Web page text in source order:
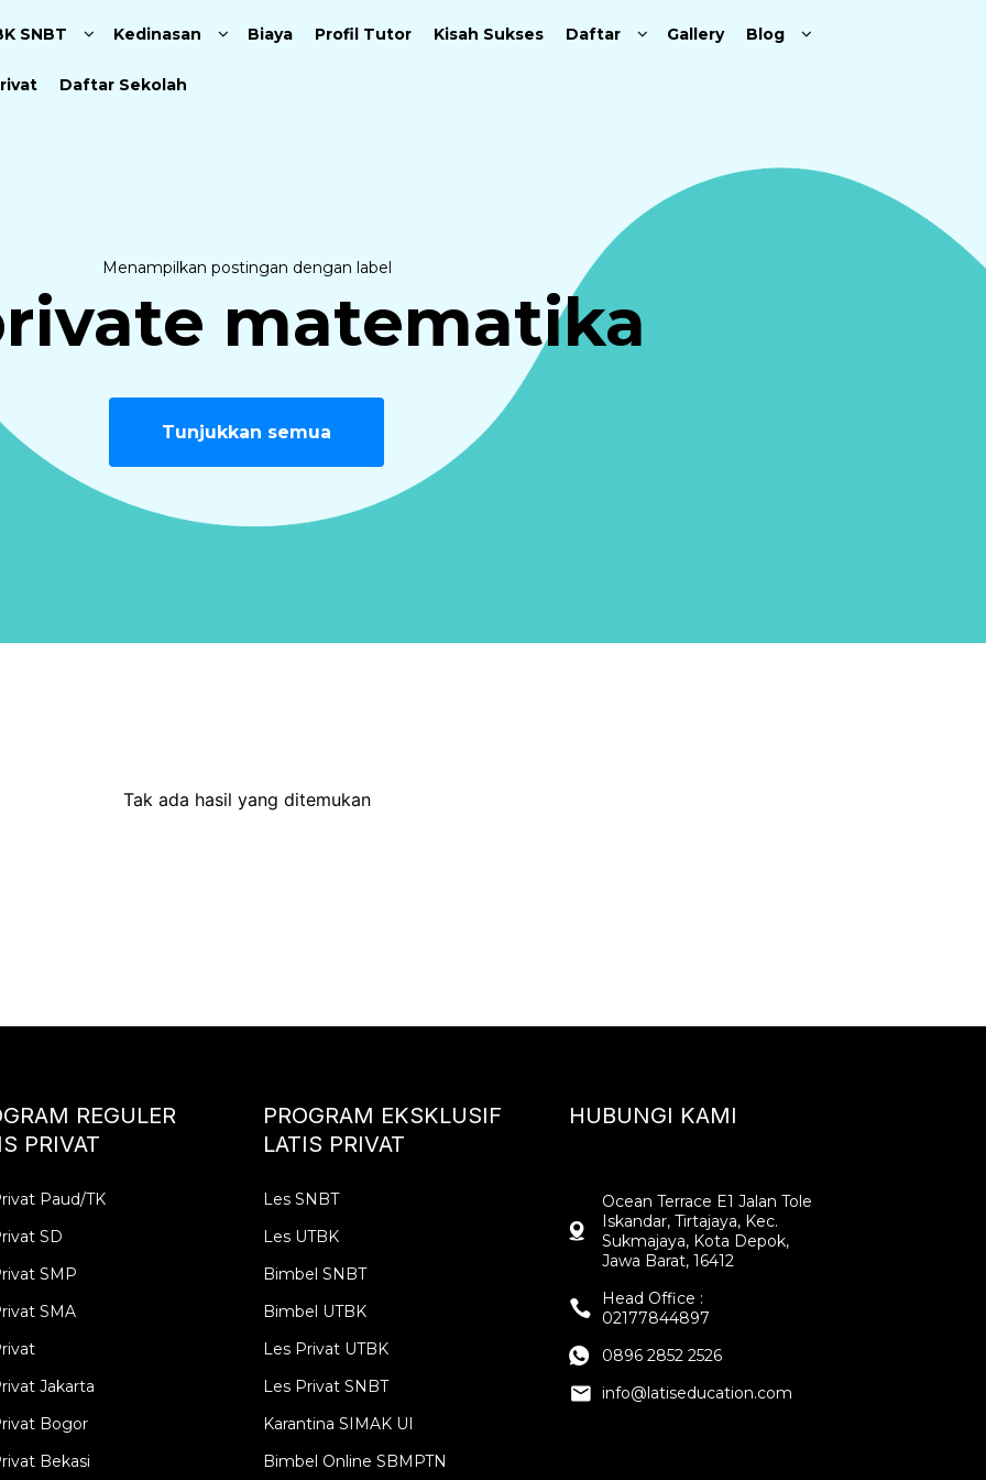
Langsung ke konten utama
SNBT Kedinasan Biaya Profil Tutor Kisah Sukses Daftar Gallery Blog
Daftar Sekolah
Menampilkan postingan dengan label
matematika
Tunjukkan semua
Tak ada hasil yang ditemukan
REGULER
PRIVAT
Paud/TK
SD
SMP
SMA
Jakarta
Bogor
Bekasi
PROGRAM EKSKLUSIF
LATIS PRIVAT
Les SNBT
Les UTBK
Bimbel SNBT
Bimbel UTBK
Les Privat UTBK
Les Privat SNBT
Karantina SIMAK UI
Bimbel Online SBMPTN
HUBUNGI KAMI
Ocean Terrace E1 Jalan Tole
Iskandar, Tirtajaya, Kec.
Sukmajaya, Kota Depok,
Jawa Barat, 16412
Head Office :
02177844897
0896 2852 2526
info@latiseducation.com